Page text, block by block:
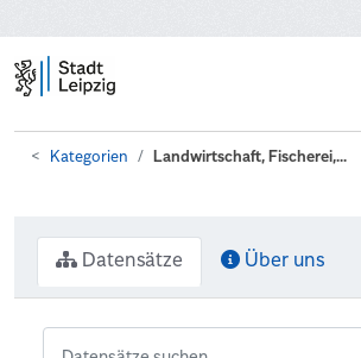
Kategorien Landwirtschaft, Fischerei,...
Datensätze Über uns